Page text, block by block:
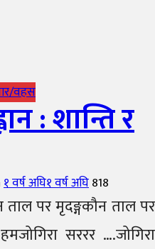
वहस
: शान्ति र
१ वर्ष अघि१ वर्ष अघि818
पर मृदङ्गकौन ताल पर
सररर ….जोगिरा